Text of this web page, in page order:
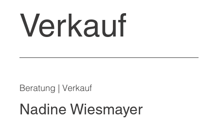
Verkauf
Beratung | Verkauf
Nadine Wiesmayer